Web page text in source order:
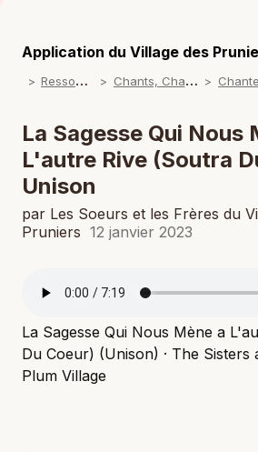
Application du Village des
R
essources C
hants, Chansons
La Sagesse Qui Nous
L'autre Rive (Soutra
Unison
par Les Soeurs et les Frères du
Pruniers 12 janvier 2023
La Sagesse Qui Nous Mène a
Du Coeur) (Unison) · The
Plum Village